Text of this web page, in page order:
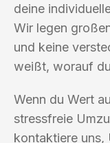
deine
Wir legen
und keine
weißt, worauf
Wenn du Wert
stressfreie
kontaktiere uns,